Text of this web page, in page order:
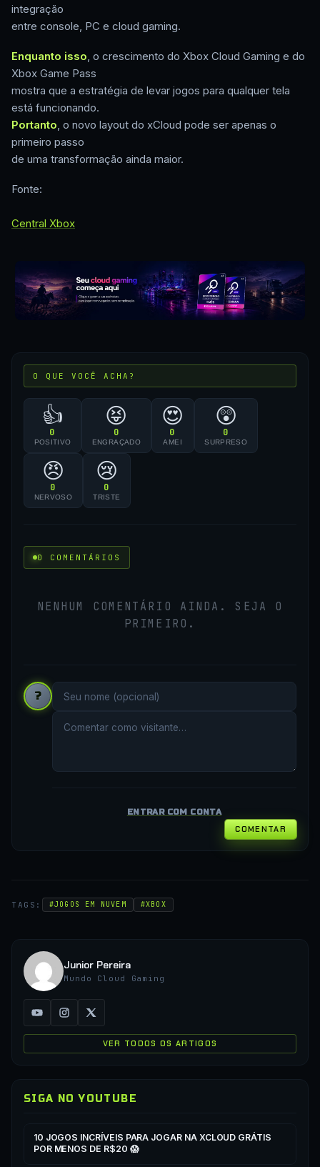
integração
entre console, PC e cloud gaming.
Enquanto isso, o crescimento do Xbox Cloud Gaming e do
Xbox Game Pass
mostra que a estratégia de levar jogos para qualquer tela
está funcionando.
Portanto, o novo layout do xCloud pode ser apenas o
primeiro passo
de uma transformação ainda maior.
Fonte:
Central Xbox
O QUE VOCÊ ACHA?
👍
0
POSITIVO
😝
0
ENGRAÇADO
😍
0
AMEI
😲
0
SURPRESO
😠
0
NERVOSO
😢
0
TRISTE
0 COMENTÁRIOS
NENHUM COMENTÁRIO AINDA. SEJA O
PRIMEIRO.
?
ENTRAR COM CONTA
COMENTAR
TAGS: #JOGOS EM NUVEM #XBOX
Junior Pereira
Mundo Cloud Gaming
VER TODOS OS ARTIGOS
SIGA NO YOUTUBE
10 JOGOS INCRÍVEIS PARA JOGAR NA XCLOUD GRÁTIS
POR MENOS DE R$20 😱